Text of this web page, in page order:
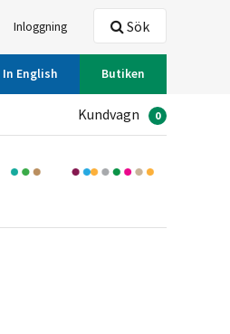
Inloggning
In English Butiken
Sök
Kundvagn 0